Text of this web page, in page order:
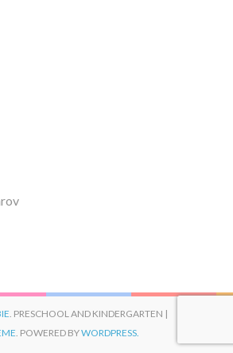
. PRESCHOOL AND KINDERGARTEN |
. POWERED BYWORDPRESS.